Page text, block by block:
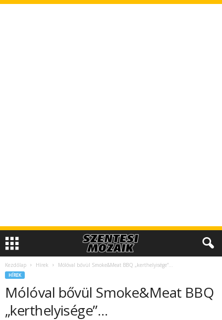
Kezdőlap Hírek Mólóval bővül Smoke&Meat BBQ „kerthelyisége”…
HÍREK
Mólóval bővül Smoke&Meat BBQ
„kerthelyisége”…